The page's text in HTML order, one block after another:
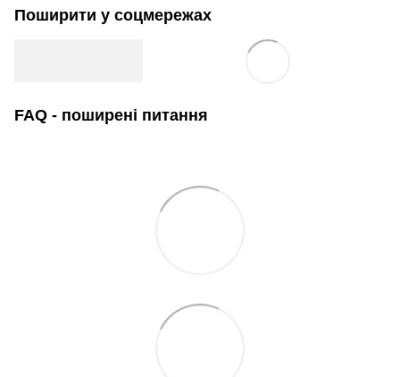
Поширити у соцмережах
FAQ - поширені питання